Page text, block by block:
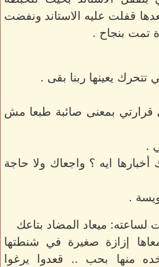
قفلت عليه الاستاند ونفضت
تمت بنجاح .
يعينها ربنا بقى .
قرارتي بمعنى صائبة طبعا مش
.
ايه ؟ واجعاك ولا حاجة
.
ميعاد المضاد بتاعك
إزازة صغيرة في شنطتها
منها بحب .. قعدوا يرغوا